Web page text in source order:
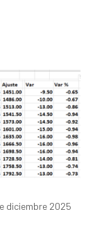
diciembre 2025